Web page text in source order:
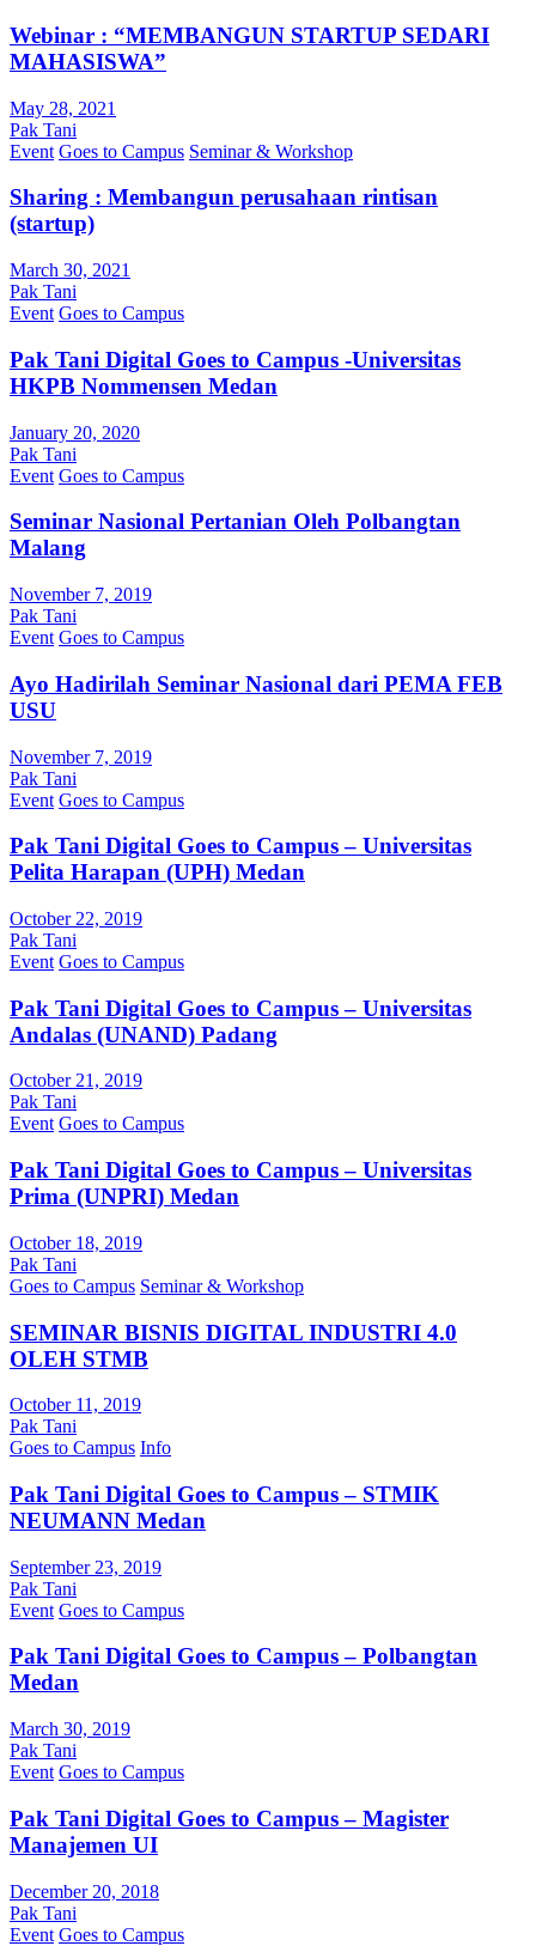
Webinar : “MEMBANGUN STARTUP SEDARI
MAHASISWA”
May 28, 2021
Pak Tani
Event Goes to Campus Seminar & Workshop
Sharing : Membangun perusahaan rintisan
(startup)
March 30, 2021
Pak Tani
Event Goes to Campus
Pak Tani Digital Goes to Campus -Universitas
HKPB Nommensen Medan
January 20, 2020
Pak Tani
Event Goes to Campus
Seminar Nasional Pertanian Oleh Polbangtan
Malang
November 7, 2019
Pak Tani
Event Goes to Campus
Ayo Hadirilah Seminar Nasional dari PEMA FEB
USU
November 7, 2019
Pak Tani
Event Goes to Campus
Pak Tani Digital Goes to Campus – Universitas
Pelita Harapan (UPH) Medan
October 22, 2019
Pak Tani
Event Goes to Campus
Pak Tani Digital Goes to Campus – Universitas
Andalas (UNAND) Padang
October 21, 2019
Pak Tani
Event Goes to Campus
Pak Tani Digital Goes to Campus – Universitas
Prima (UNPRI) Medan
October 18, 2019
Pak Tani
Goes to Campus Seminar & Workshop
SEMINAR BISNIS DIGITAL INDUSTRI 4.0
OLEH STMB
October 11, 2019
Pak Tani
Goes to Campus Info
Pak Tani Digital Goes to Campus – STMIK
NEUMANN Medan
September 23, 2019
Pak Tani
Event Goes to Campus
Pak Tani Digital Goes to Campus – Polbangtan
Medan
March 30, 2019
Pak Tani
Event Goes to Campus
Pak Tani Digital Goes to Campus – Magister
Manajemen UI
December 20, 2018
Pak Tani
Event Goes to Campus